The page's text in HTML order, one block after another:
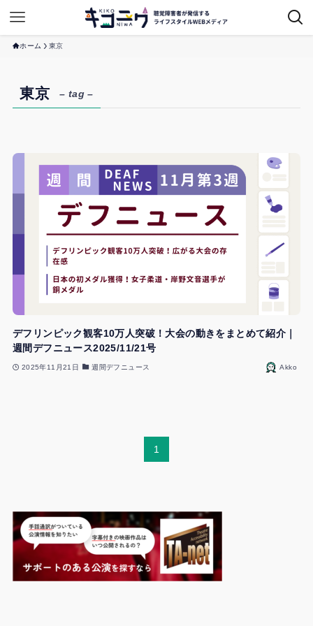
ホーム 東京
東京 – tag –
デフリンピック観客10万人突破！大会の動きをまとめて紹介｜
週間デフニュース2025/11/21号
2025年11月21日 週間デフニュース Akko
1